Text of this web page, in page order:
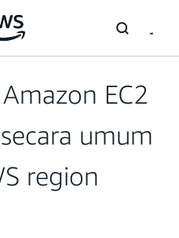
EC2
umum
region